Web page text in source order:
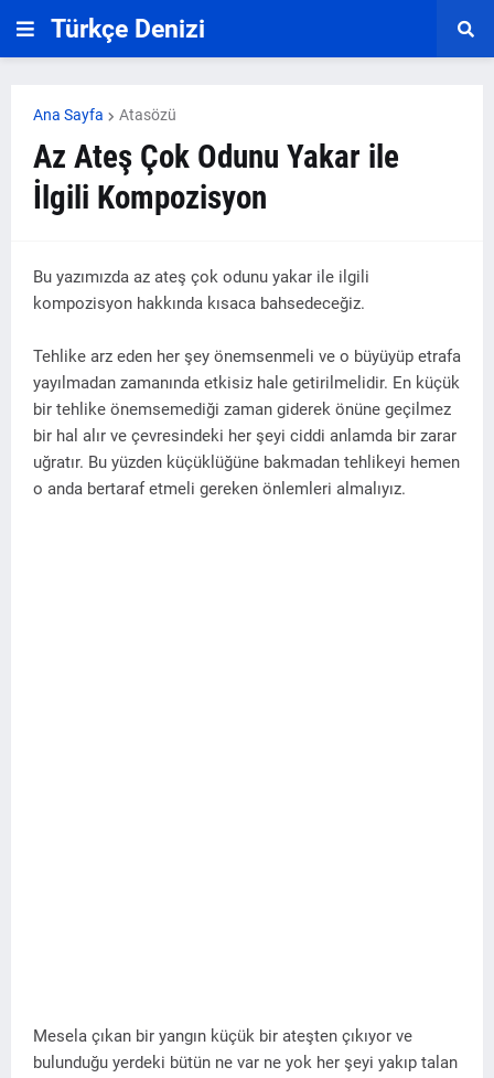
Türkçe Denizi
Ana Sayfa Atasözü
Az Ateş Çok Odunu Yakar ile
İlgili Kompozisyon
Bu yazımızda az ateş çok odunu yakar ile ilgili
kompozisyon hakkında kısaca bahsedeceğiz.
Tehlike arz eden her şey önemsenmeli ve o büyüyüp etrafa
yayılmadan zamanında etkisiz hale getirilmelidir. En küçük
bir tehlike önemsemediği zaman giderek önüne geçilmez
bir hal alır ve çevresindeki her şeyi ciddi anlamda bir zarar
uğratır. Bu yüzden küçüklüğüne bakmadan tehlikeyi hemen
o anda bertaraf etmeli gereken önlemleri almalıyız.
Mesela çıkan bir yangın küçük bir ateşten çıkıyor ve
bulunduğu yerdeki bütün ne var ne yok her şeyi yakıp talan